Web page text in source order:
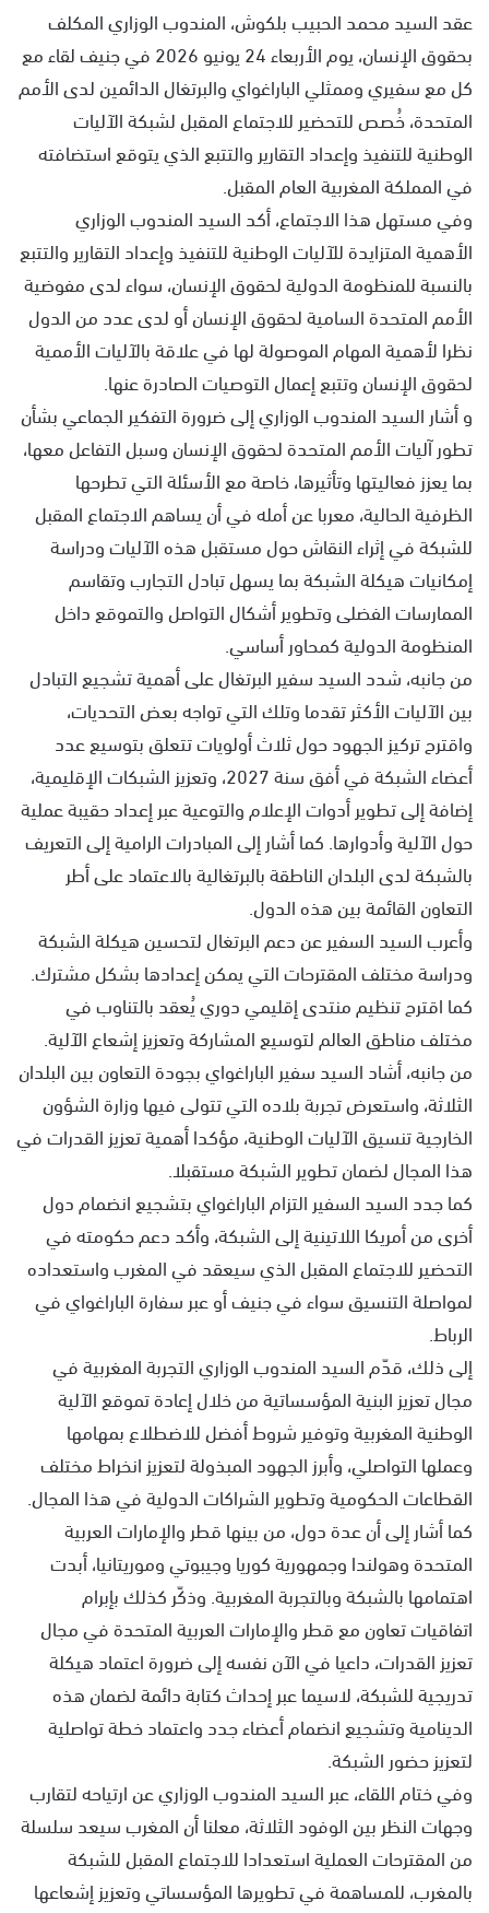
عقد السيد محمد الحبيب بلكوش، المندوب الوزاري المكلف
بحقوق الإنسان، يوم الأربعاء 24 يونيو 2026 في جنيف لقاء مع
كل مع سفيري وممثلي الباراغواي والبرتغال الدائمين لدى الأمم
المتحدة، خُصص للتحضير للاجتماع المقبل لشبكة الآليات
الوطنية للتنفيذ وإعداد التقارير والتتبع الذي يتوقع استضافته
في المملكة المغربية العام المقبل.
وفي مستهل هذا الاجتماع، أكد السيد المندوب الوزاري
الأهمية المتزايدة للآليات الوطنية للتنفيذ وإعداد التقارير والتتبع
بالنسبة للمنظومة الدولية لحقوق الإنسان، سواء لدى مفوضية
الأمم المتحدة السامية لحقوق الإنسان أو لدى عدد من الدول
نظرا لأهمية المهام الموصولة لها في علاقة بالآليات الأممية
لحقوق الإنسان وتتبع إعمال التوصيات الصادرة عنها.
و أشار السيد المندوب الوزاري إلى ضرورة التفكير الجماعي بشأن
تطور آليات الأمم المتحدة لحقوق الإنسان وسبل التفاعل معها،
بما يعزز فعاليتها وتأثيرها، خاصة مع الأسئلة التي تطرحها
الظرفية الحالية، معربا عن أمله في أن يساهم الاجتماع المقبل
للشبكة في إثراء النقاش حول مستقبل هذه الآليات ودراسة
إمكانيات هيكلة الشبكة بما يسهل تبادل التجارب وتقاسم
الممارسات الفضلى وتطوير أشكال التواصل والتموقع داخل
المنظومة الدولية كمحاور أساسي.
من جانبه، شدد السيد سفير البرتغال على أهمية تشجيع التبادل
بين الآليات الأكثر تقدما وتلك التي تواجه بعض التحديات،
واقترح تركيز الجهود حول ثلاث أولويات تتعلق بتوسيع عدد
أعضاء الشبكة في أفق سنة 2027، وتعزيز الشبكات الإقليمية،
إضافة إلى تطوير أدوات الإعلام والتوعية عبر إعداد حقيبة عملية
حول الآلية وأدوارها. كما أشار إلى المبادرات الرامية إلى التعريف
بالشبكة لدى البلدان الناطقة بالبرتغالية بالاعتماد على أطر
التعاون القائمة بين هذه الدول.
وأعرب السيد السفير عن دعم البرتغال لتحسين هيكلة الشبكة
ودراسة مختلف المقترحات التي يمكن إعدادها بشكل مشترك.
كما اقترح تنظيم منتدى إقليمي دوري يُعقد بالتناوب في
مختلف مناطق العالم لتوسيع المشاركة وتعزيز إشعاع الآلية.
من جانبه، أشاد السيد سفير الباراغواي بجودة التعاون بين البلدان
الثلاثة، واستعرض تجربة بلاده التي تتولى فيها وزارة الشؤون
الخارجية تنسيق الآليات الوطنية، مؤكدا أهمية تعزيز القدرات في
هذا المجال لضمان تطوير الشبكة مستقبلا.
كما جدد السيد السفير التزام الباراغواي بتشجيع انضمام دول
أخرى من أمريكا اللاتينية إلى الشبكة، وأكد دعم حكومته في
التحضير للاجتماع المقبل الذي سيعقد في المغرب واستعداده
لمواصلة التنسيق سواء في جنيف أو عبر سفارة الباراغواي في
الرباط.
إلى ذلك، قدّم السيد المندوب الوزاري التجربة المغربية في
مجال تعزيز البنية المؤسساتية من خلال إعادة تموقع الآلية
الوطنية المغربية وتوفير شروط أفضل للاضطلاع بمهامها
وعملها التواصلي، وأبرز الجهود المبذولة لتعزيز انخراط مختلف
القطاعات الحكومية وتطوير الشراكات الدولية في هذا المجال.
كما أشار إلى أن عدة دول، من بينها قطر والإمارات العربية
المتحدة وهولندا وجمهورية كوريا وجيبوتي وموريتانيا، أبدت
اهتمامها بالشبكة وبالتجربة المغربية. وذكّر كذلك بإبرام
اتفاقيات تعاون مع قطر والإمارات العربية المتحدة في مجال
تعزيز القدرات، داعيا في الآن نفسه إلى ضرورة اعتماد هيكلة
تدريجية للشبكة، لاسيما عبر إحداث كتابة دائمة لضمان هذه
الدينامية وتشجيع انضمام أعضاء جدد واعتماد خطة تواصلية
لتعزيز حضور الشبكة.
وفي ختام اللقاء، عبر السيد المندوب الوزاري عن ارتياحه لتقارب
وجهات النظر بين الوفود الثلاثة، معلنا أن المغرب سيعد سلسلة
من المقترحات العملية استعدادا للاجتماع المقبل للشبكة
بالمغرب، للمساهمة في تطويرها المؤسساتي وتعزيز إشعاعها